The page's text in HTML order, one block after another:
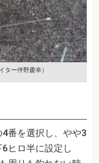
ター伴野慶幸）
番を選択し、やや3
ヒロ半に設定し